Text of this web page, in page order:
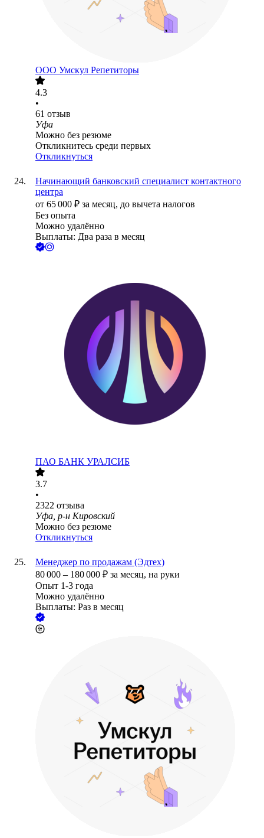
ООО Умскул Репетиторы
4.3
•
61 отзыв
Уфа
Можно без резюме
Откликнитесь среди первых
Откликнуться
Начинающий банковский специалист контактного
центра
от 65 000 ₽ за месяц, до вычета налогов
Без опыта
Можно удалённо
Выплаты: Два раза в месяц
ПАО БАНК УРАЛСИБ
3.7
•
2322 отзыва
Уфа, р-н Кировский
Можно без резюме
Откликнуться
Менеджер по продажам (Эдтех)
80 000 – 180 000 ₽ за месяц, на руки
Опыт 1-3 года
Можно удалённо
Выплаты: Раз в месяц